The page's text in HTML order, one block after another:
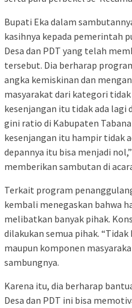
Bupati Eka dalam
kasihnya kepada pemerintah
Desa dan PDT yang telah
tersebut. Dia berharap
angka kemiskinan dan
masyarakat dari kategori tidak
kesenjangan itu tidak ada lagi
gini ratio di Kabupaten
kesenjangan itu hampir tidak
depannya itu bisa menjadi
memberikan sambutan di
Terkait program
kembali menegaskan bahwa
melibatkan banyak pihak.
dilakukan semua pihak.
maupun komponen
sambungnya.
Karena itu, dia berharap
Desa dan PDT ini bisa